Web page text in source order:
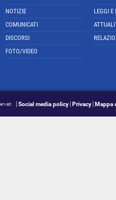
NOTIZIE
COMUNICATI
DISCORSI
FOTO/VIDEO
LEGGI E
Social media policy Privacy Mappa